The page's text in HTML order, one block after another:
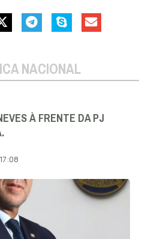
NACIONAL
À FRENTE DA PJ
17:08